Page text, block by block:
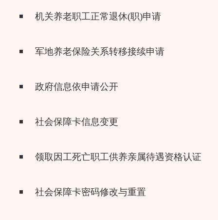
机关养老职工正常退休(职)申请
军地养老保险关系转移接续申请
政府信息依申请公开
社会保障卡信息变更
领取因工死亡职工供养亲属待遇资格认证
社会保障卡密码修改与重置